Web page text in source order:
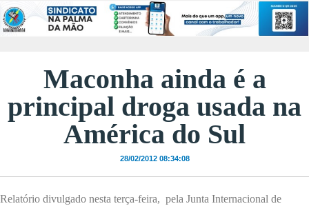
Maconha ainda é a
principal droga usada na
América do Sul
28/02/2012 08:34:08
Relatório divulgado nesta terça-feira, pela Junta Internacional de